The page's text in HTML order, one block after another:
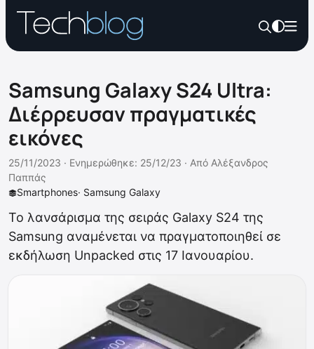
Samsung Galaxy S24 Ultra:
Διέρρευσαν πραγματικές
εικόνες
Smartphones· Samsung Galaxy
25/11/2023 · Ενημερώθηκε: 25/12/23 · Από Αλέξανδρος
Παππάς
Το λανσάρισμα της σειράς Galaxy S24 της
Samsung αναμένεται να πραγματοποιηθεί σε
εκδήλωση Unpacked στις 17 Ιανουαρίου.